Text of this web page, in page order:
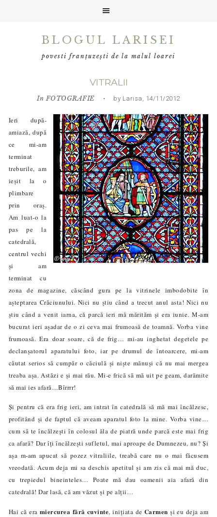
BLOGUL LARISEI
povesti franțuzești de la malul loarei
VITRALII
InFOTOGRAFIE • by Larisa, 14/11/2012
Ieri după-
amiază, după
ce mi-am
terminat
treburile, am
ieșit la o
plimbare
prin oraș.
Am luat-o la
pas pe la
catedrală,
centrul vechi
și am
terminat cu
zona de magazine, căscând gura pe la vitrinele imbodobite în
așteptarea Crăciunului. Nici nu știu când a trecut anul asta! Nici nu
știu când a venit iarna, că parcă ieri mă mărităm și era iunie. M-am
bucurat ieri așadar de o zi ceva mai frumoasă de toamnă. Vorba vine
frumoasă. Era doar soare, că de frig… mi-au inghetat degetele pe
declanșatorul aparatului foto, iar pe drumul de întoarcere, mi-am
căutat serios să cumpăr o căciulă și niște mănuși că nu mai mergea
treaba așa. Astăzi e și mai rău. Mi-e frică să mă uit pe geam, darămite
să mai ies afară…Bîrrrr!
Și pentru că era frig ieri, am intrat în catedrală să mă mai încălzesc,
profitând și de faptul că aveam aparatul foto la mine. Vorba vine…
cum să te încălzești în colosul ăla de piatră unde parcă este mai frig
ca afară? Dar îți încălzești sufletul, mai aproape de Dumnezeu, nu? Și
așa m-am apucat să pozez vitraliile, treabă care nu o mai făcusem
vreodată. Acum deja mi sa deschis apetitul și am zis că mai mă duc,
cu trepiedul bineinteles… Poate mă dau oamenii aia afară din
catedrală! Dar lasă, că am văzut și pe alții…
Hai că era miercurea fără cuvinte, inițiata de Carmen și eu deja am